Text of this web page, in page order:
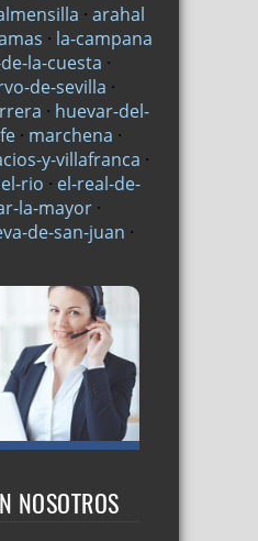
· arahal
· la-campana
la-cuesta ·
de-sevilla ·
· huevar-del-
· marchena ·
y-villafranca ·
rio · el-real-de-
la-mayor ·
de-san-juan ·
NOSOTROS